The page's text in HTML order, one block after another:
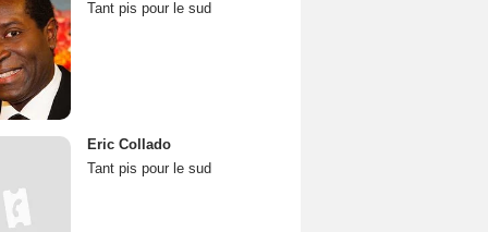
Tant pis pour le sud
Eric Collado
Tant pis pour le sud